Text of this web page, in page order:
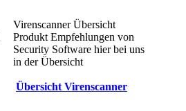
Virenscanner Übersicht
Produkt Empfehlungen von
Security Software hier bei uns
in der Übersicht
Übersicht Virenscanner